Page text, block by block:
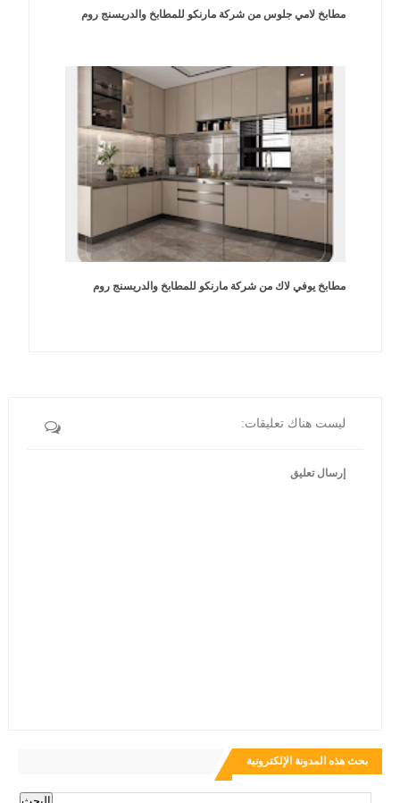
مطابخ لامي جلوس من شركة مارنكو للمطابخ والدريسنج روم
مطابخ يوفي لاك من شركة مارنكو للمطابخ والدريسنج روم
ليست هناك تعليقات:
إرسال تعليق
بحث هذه المدونة الإلكترونية